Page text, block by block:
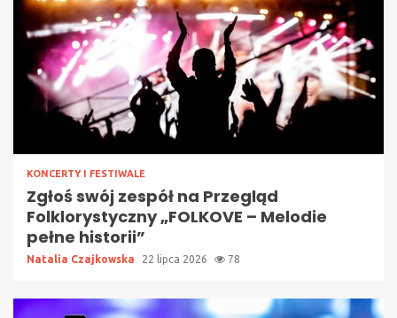
KONCERTY I FESTIWALE
Zgłoś swój zespół na Przegląd
Folklorystyczny „FOLKOVE – Melodie
pełne historii”
Natalia Czajkowska 22 lipca 2026 78